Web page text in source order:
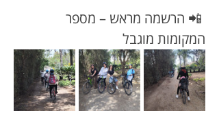
📲 הרשמה מראש – מספר
המקומות מוגבל